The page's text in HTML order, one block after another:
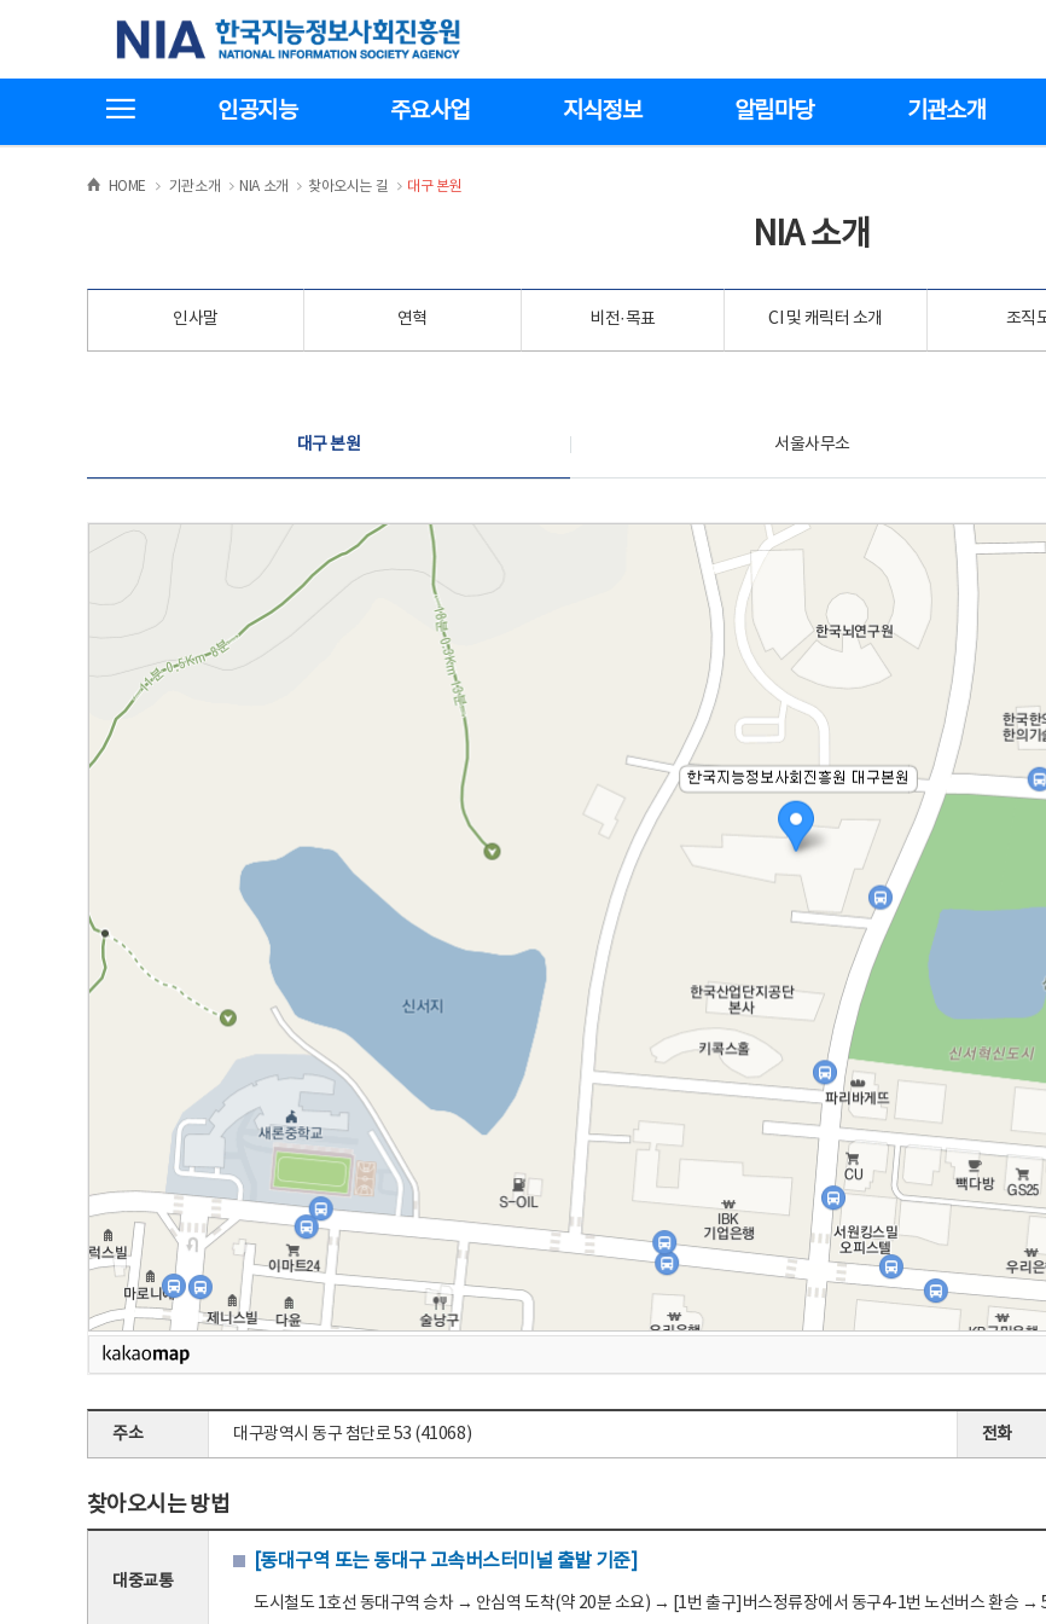
기
한국지능정보사회진흥원
인공지능 주요사업 지식정보 알림마당 기관소개
HOME >
기관소개 >NIA 소개 >
찾아오시는 길 >
대구 본원
NIA 소개
인사말 연혁 비전·목표 CI 및 캐릭터 소개 조직
대구 본원 서울사무소
주소 대구광역시 동구 첨단로 53 (41068) 전화
찾아오시는 방법
대중교통
[동대구역 또는 동대구 고속버스터미널 출발 기준]
도시철도 1호선 동대구역 승차 → 안심역 도착(약 20분 소요) → [1번 출구]버스정류장에서 동구4-1번 노선버스 환승 →